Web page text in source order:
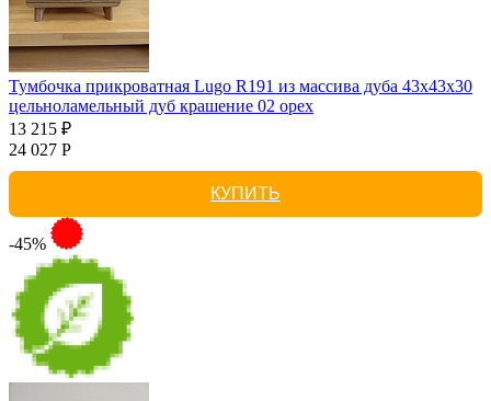
Тумбочка прикроватная Lugo R191 из массива дуба 43х43х30
цельноламельный дуб крашение 02 орех
13 215 ₽
24 027 Р
КУПИТЬ
-45%